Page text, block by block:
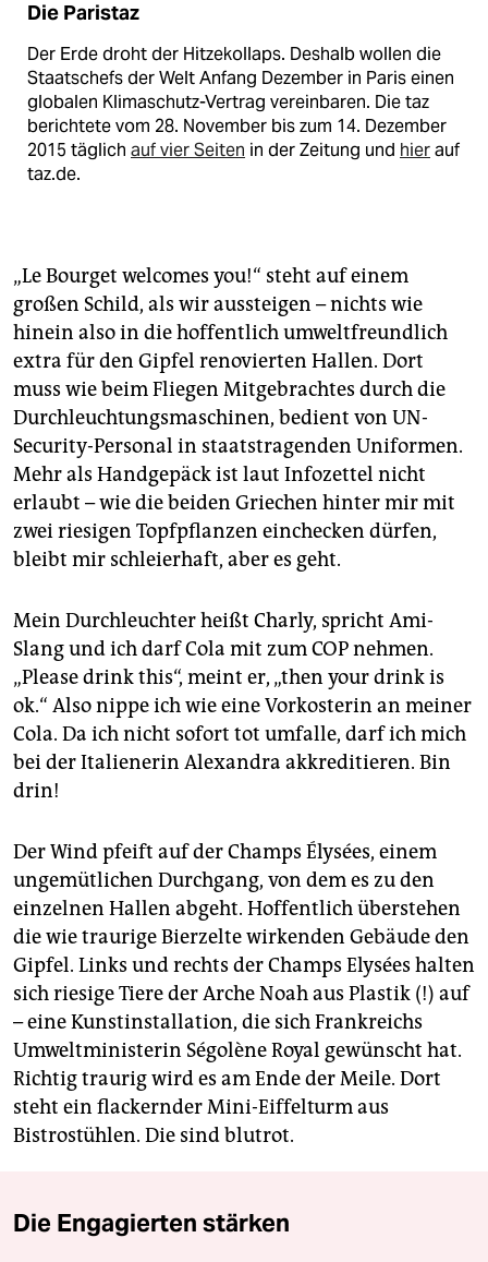
Die Paristaz
Der Erde droht der Hitzekollaps. Deshalb wollen die
Staatschefs der Welt Anfang Dezember in Paris einen
globalen Klimaschutz-Vertrag vereinbaren. Die taz
berichtete vom 28. November bis zum 14. Dezember
2015 täglich auf vier Seiten in der Zeitung und hierauf
taz.de.
„Le Bourget welcomes you!“ steht auf einem
großen Schild, als wir aussteigen – nichts wie
hinein also in die hoffentlich umweltfreundlich
extra für den Gipfel renovierten Hallen. Dort
muss wie beim Fliegen Mitgebrachtes durch die
Durchleuchtungsmaschinen, bedient von UN-
Security-Personal in staatstragenden Uniformen.
Mehr als Handgepäck ist laut Infozettel nicht
erlaubt – wie die beiden Griechen hinter mir mit
zwei riesigen Topfpflanzen einchecken dürfen,
bleibt mir schleierhaft, aber es geht.
Mein Durchleuchter heißt Charly, spricht Ami-
Slang und ich darf Cola mit zum COP nehmen.
„Please drink this“, meint er, „then your drink is
ok.“ Also nippe ich wie eine Vorkosterin an meiner
Cola. Da ich nicht sofort tot umfalle, darf ich mich
bei der Italienerin Alexandra akkreditieren. Bin
drin!
Der Wind pfeift auf der Champs Élysées, einem
ungemütlichen Durchgang, von dem es zu den
einzelnen Hallen abgeht. Hoffentlich überstehen
die wie traurige Bierzelte wirkenden Gebäude den
Gipfel. Links und rechts der Champs Elysées halten
sich riesige Tiere der Arche Noah aus Plastik (!) auf
– eine Kunstinstallation, die sich Frankreichs
Umweltministerin Ségolène Royal gewünscht hat.
Richtig traurig wird es am Ende der Meile. Dort
steht ein flackernder Mini-Eiffelturm aus
Bistrostühlen. Die sind blutrot.
Die Engagierten stärken